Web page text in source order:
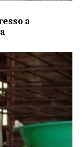
a